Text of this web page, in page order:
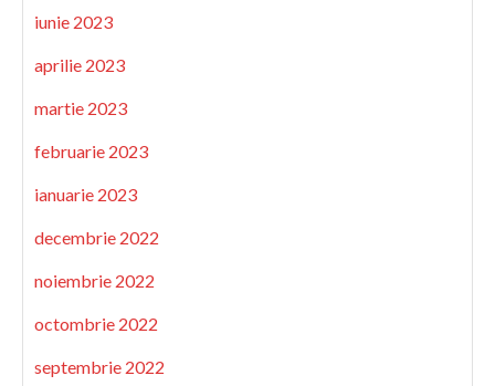
iunie 2023
aprilie 2023
martie 2023
februarie 2023
ianuarie 2023
decembrie 2022
noiembrie 2022
octombrie 2022
septembrie 2022